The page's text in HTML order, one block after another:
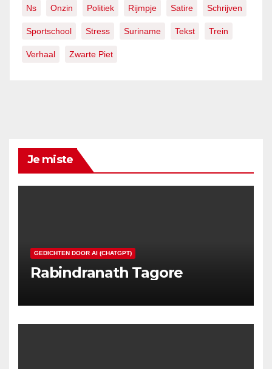
Ns Onzin Politiek Rijmpje Satire Schrijven
Sportschool Stress Suriname Tekst Trein
Verhaal Zwarte Piet
Je miste
GEDICHTEN DOOR AI (CHATGPT)
Rabindranath Tagore